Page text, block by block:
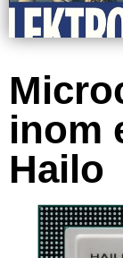
inom
Hailo